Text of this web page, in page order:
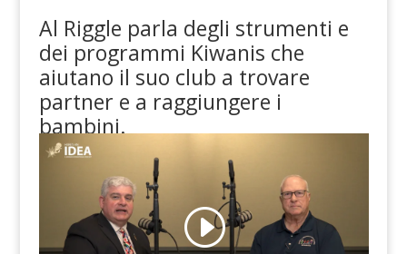
Al Riggle parla degli strumenti e
dei programmi Kiwanis che
aiutano il suo club a trovare
partner e a raggiungere i
bambini.